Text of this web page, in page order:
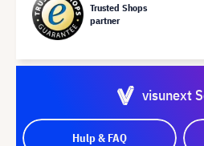
Trusted Shops
partner
visunext
Hulp & FAQ